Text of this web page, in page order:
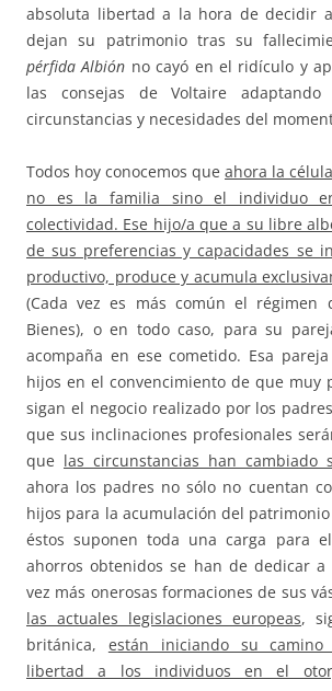
absoluta libertad a la hora de decidir
dejan su patrimonio tras su
pérfida Albión no cayó en el ridículo y
las consejas de Voltaire
circunstancias y necesidades del
Todos hoy conocemos que ahora la
no es la familia sino el individuo
colectividad. Ese hijo/a que a su libre
de sus preferencias y capacidades se
productivo, produce y acumula
(Cada vez es más común el régimen
Bienes), o en todo caso, para su
acompaña en ese cometido. Esa
hijos en el convencimiento de que muy
sigan el negocio realizado por los
que sus inclinaciones profesionales
que las circunstancias han cambiado
ahora los padres no sólo no cuentan
hijos para la acumulación del
éstos suponen toda una carga para
ahorros obtenidos se han de dedicar a
vez más onerosas formaciones de sus
las actuales legislaciones europeas,
británica, están iniciando su
libertad a los individuos en el